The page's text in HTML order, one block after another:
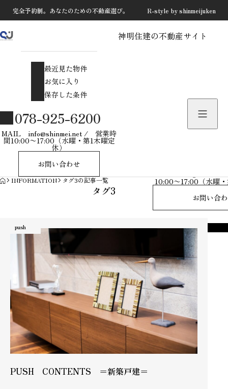
最近見た物件
物件を探す
10:00〜17:00（水曜
お問い合
完全予約制。あなたのための不動産選び。 R-style by shinmeijuken
神明住建の不動産サイト
最近見た物件
お気に入り
保存した条件
078-925-6200
MAIL info@shinmei.net / 営業時
間10:00〜17:00（水曜・第1木曜定
休）
お問い合わせ
HOME
INFORMATION タグ3の記事一覧
タグ3
push
PUSH CONTENTS ＝新築戸建＝